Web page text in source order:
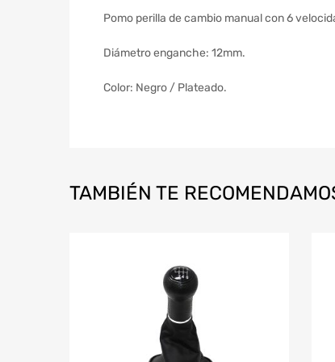
Pomo perilla de cambio manual con 6
Diámetro enganche: 12mm.
Color: Negro / Plateado.
TAMBIÉN TE